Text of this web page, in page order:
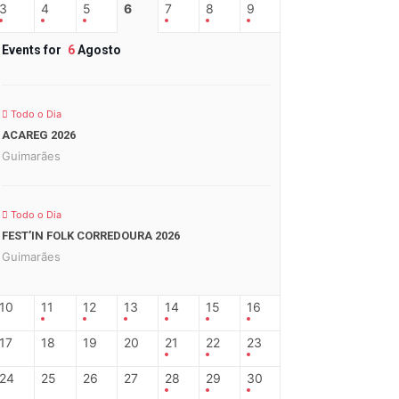
3 4 5 6 7 8 9
Events for 6Agosto
Todo o Dia
ACAREG 2026
Guimarães
Todo o Dia
FEST’IN FOLK CORREDOURA 2026
Guimarães
10 11 12 13 14 15 16
17 18 19 20 21 22 23
24 25 26 27 28 29 30